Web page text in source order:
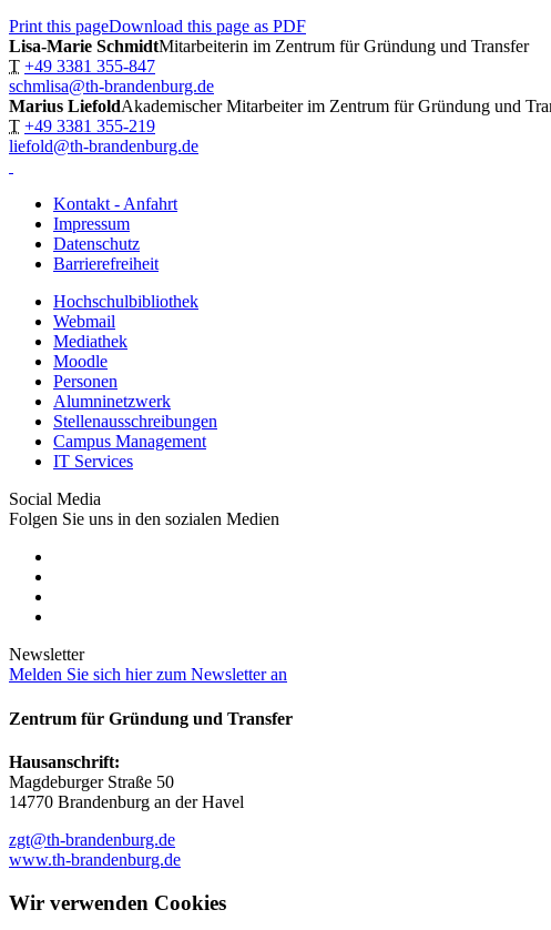
Print this pageDownload this page as PDF
Lisa-Marie SchmidtMitarbeiterin im Zentrum für Gründung und Transfer
T +49 3381 355-847
schmlisa@th-brandenburg.de
Marius LiefoldAkademischer Mitarbeiter im Zentrum für Gründung und
T +49 3381 355-219
liefold@th-brandenburg.de
Kontakt - Anfahrt
Impressum
Datenschutz
Barrierefreiheit
Hochschulbibliothek
Webmail
Mediathek
Moodle
Personen
Alumninetzwerk
Stellenausschreibungen
Campus Management
IT Services
Social Media
Folgen Sie uns in den sozialen Medien
Newsletter
Melden Sie sich hier zum Newsletter an
Zentrum für Gründung und Transfer
Hausanschrift:
Magdeburger Straße 50
14770 Brandenburg an der Havel
zgt@th-brandenburg.de
www.th-brandenburg.de
Wir verwenden Cookies